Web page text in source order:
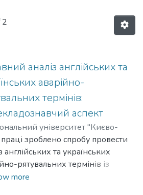
2
аналіз англійських та
аварійно-
термінів:
аспект
університет "Києво-
академія",2024)
Анастасія
зроблено спробу провести
англійських та українських
рятувальних термінів із
точки зору.
more